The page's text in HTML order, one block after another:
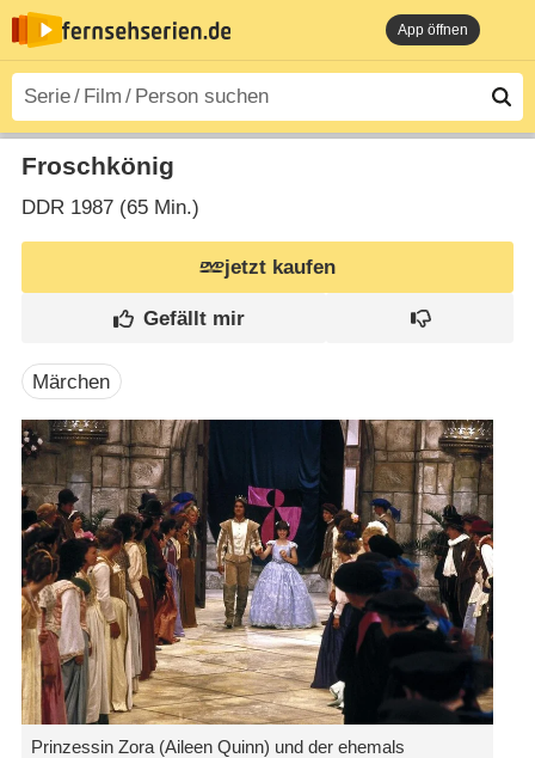
App öffnen
Froschkönig
DDR1987 (65 Min.)
jetzt kaufen
Märchen
Prinzessin Zora (Aileen Quinn) und der ehemals